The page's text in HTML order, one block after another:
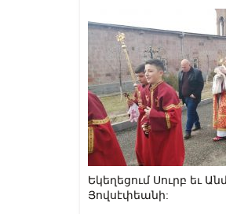
Եկեղեցում Սուրբ եւ
Յովսէփեանի: